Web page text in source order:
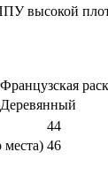
высокой
Французская
Деревянный
44
места) 46